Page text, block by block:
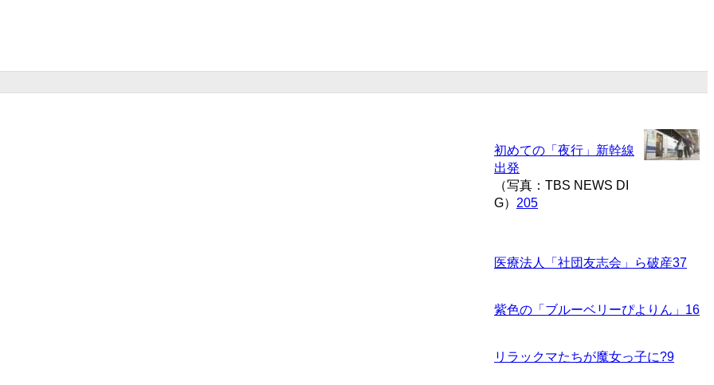
初めての「夜行」新幹線
出発
（写真：TBS NEWS DI
G） 205
医療法人「社団友志会」ら破産37
紫色の「ブルーベリーぴよりん」 16
リラックマたちが魔女っ子に?9